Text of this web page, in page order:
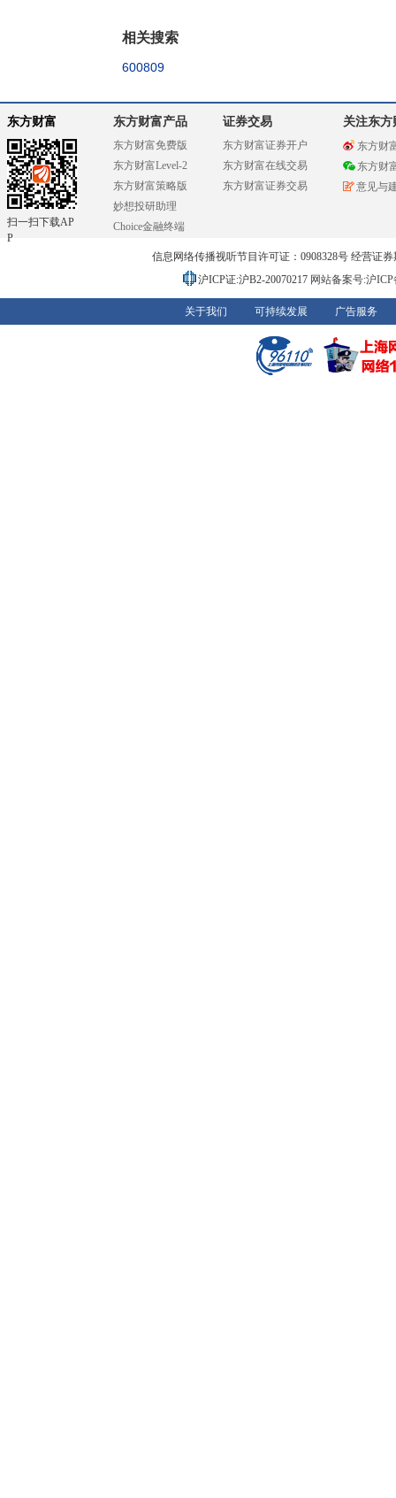
相关搜索
600809
东方财富
扫一扫下载AP
P
东方财富产品
东方财富免费版
东方财富Level-2
东方财富策略版
妙想投研助理
Choice金融终端
证券交易
东方财富证券开户
东方财富在线交易
东方财富证券交易
关注东方
东方财
东方财
意见与
信息网络传播视听节目许可证：0908328号 经营证
沪ICP证:沪B2-20070217 网站备案号:沪
关于我们 可持续发展 广告服务